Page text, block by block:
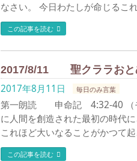
なさい。 今日わたしが命じるこ
この記事を読む
2017/8/11 聖クララおと
2017年8月11日 毎日のみ言葉
第一朗読 申命記 4:32-40 （モ
に人間を創造された最初の時代
これほど大いなることがかつて
この記事を読む